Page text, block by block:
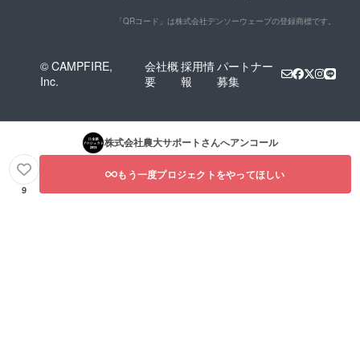
「QRコード」は株式会社デンソーウェーブの登録商標です。
© CAMPFIRE,
Inc.
会社概
要
採用情
報
パートナー
募集
株式会社農大サポートさんへアンコール
9
もう一度プロジェクトをやってほしい